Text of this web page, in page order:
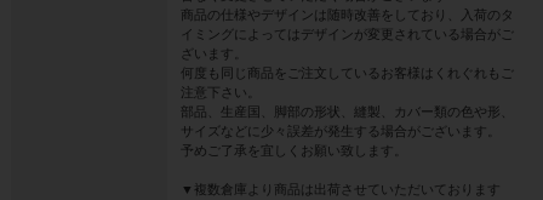
商品の仕様やデザインは随時改善をしており、入荷のタ
イミングによってはデザインが変更されている場合がご
ざいます。
何度も同じ商品をご注文しているお客様はくれぐれもご
注意下さい。
部品、生産国、脚部の形状、縫製、カバー類の色や形、
サイズなどに少々誤差が発生する場合がございます。
予めご了承を宜しくお願い致します。
▼複数倉庫より商品は出荷させていただいております